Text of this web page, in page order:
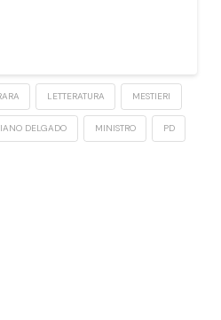
LETTERATURA MESTIERI
DELGADO MINISTRO PD